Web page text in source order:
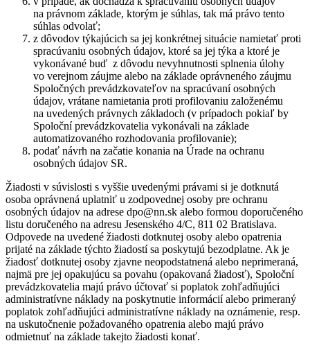
na právnom základe, ktorým je súhlas, tak má právo tento
súhlas odvolať;
z dôvodov týkajúcich sa jej konkrétnej situácie namietať proti
spracúvaniu osobných údajov, ktoré sa jej týka a ktoré je
vykonávané buď z dôvodu nevyhnutnosti splnenia úlohy
vo verejnom záujme alebo na základe oprávneného záujmu
Spoločných prevádzkovateľov na spracúvaní osobných
údajov, vrátane namietania proti profilovaniu založenému
na uvedených právnych základoch (v prípadoch pokiaľ by
Spoloční prevádzkovatelia vykonávali na základe
automatizovaného rozhodovania profilovanie);
podať návrh na začatie konania na Úrade na ochranu
osobných údajov SR.
Žiadosti v súvislosti s vyššie uvedenými právami si je dotknutá
osoba oprávnená uplatniť u zodpovednej osoby pre ochranu
osobných údajov na adrese dpo@nn.sk alebo formou doporučeného
listu doručeného na adresu Jesenského 4/C, 811 02 Bratislava.
Odpovede na uvedené žiadosti dotknutej osoby alebo opatrenia
prijaté na základe týchto žiadostí sa poskytujú bezodplatne. Ak je
žiadosť dotknutej osoby zjavne neopodstatnená alebo neprimeraná,
najmä pre jej opakujúcu sa povahu (opakovaná žiadosť), Spoloční
prevádzkovatelia majú právo účtovať si poplatok zohľadňujúci
administratívne náklady na poskytnutie informácií alebo primeraný
poplatok zohľadňujúci administratívne náklady na oznámenie, resp.
na uskutočnenie požadovaného opatrenia alebo majú právo
odmietnuť na základe takejto žiadosti konať.